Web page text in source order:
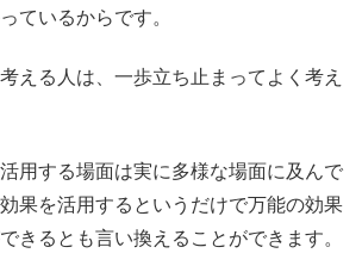
ているからです。
える人は、一歩立ち止まってよく考え
用する場面は実に多様な場面に及んで
果を活用するというだけで万能の効果
きるとも言い換えることができます。